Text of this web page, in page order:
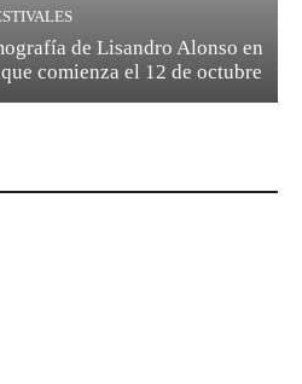
de Lisandro Alonso en
comienza el 12 de octubre